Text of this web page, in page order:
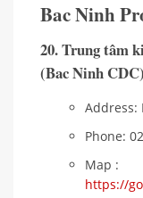
Bac Ninh
20. Trung tâm
(Bac Ninh CDC)
Address:
Phone:
Map :
https://